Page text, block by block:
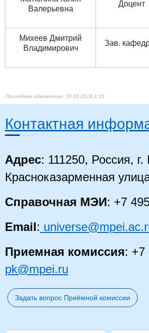
Валерьевна
Доцент
Михеев Дмитрий
Владимирович
Зав.
29.05.2026 1:15
Контактная
Адрес: 111250, Россия,
Красноказарменная
Справочная МЭИ: +7
Email:
Приемная комиссия: +7
pk@mpei.ru
Задать вопрос Приёмной комиссии